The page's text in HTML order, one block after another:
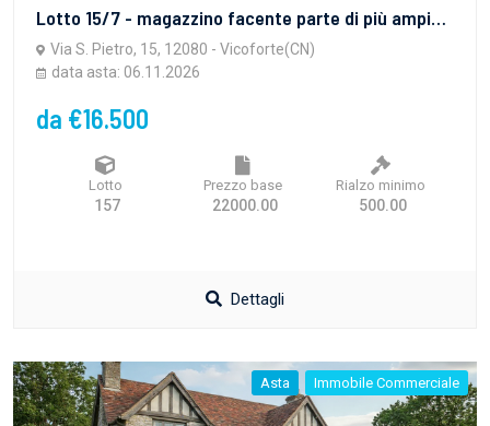
Lotto 15/7 - magazzino facente parte di più ampia porzione di fabbricato con accesso da Via San Pietro
Via S. Pietro, 15, 12080 - Vicoforte(CN)
data asta: 06.11.2026
da €16.500
Lotto
157
Prezzo base
22000.00
Rialzo minimo
500.00
Dettagli
Asta Immobile Commerciale